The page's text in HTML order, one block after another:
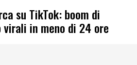
su TikTok: boom di
in meno di 24 ore